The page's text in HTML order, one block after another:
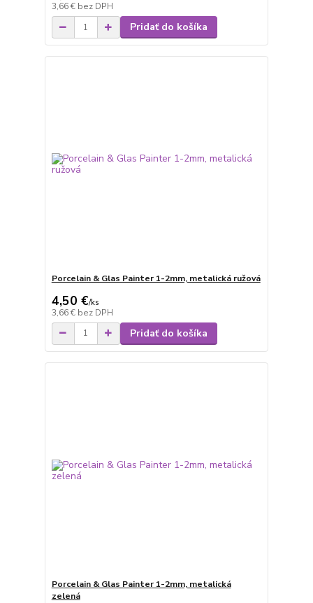
3,66 € bez DPH
Pridať do košíka
Porcelain & Glas Painter 1-2mm, metalická ružová
4,50 €/ks
3,66 € bez DPH
Pridať do košíka
Porcelain & Glas Painter 1-2mm, metalická
zelená